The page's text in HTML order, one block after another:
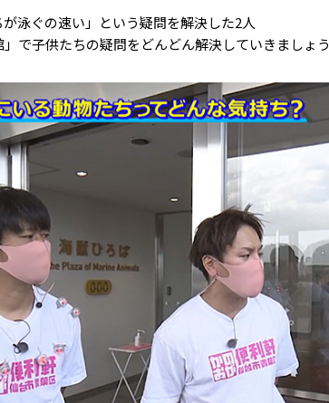
泳ぐの速い」という疑問を解決した2人
で子供たちの疑問をどんどん解決していきましょう